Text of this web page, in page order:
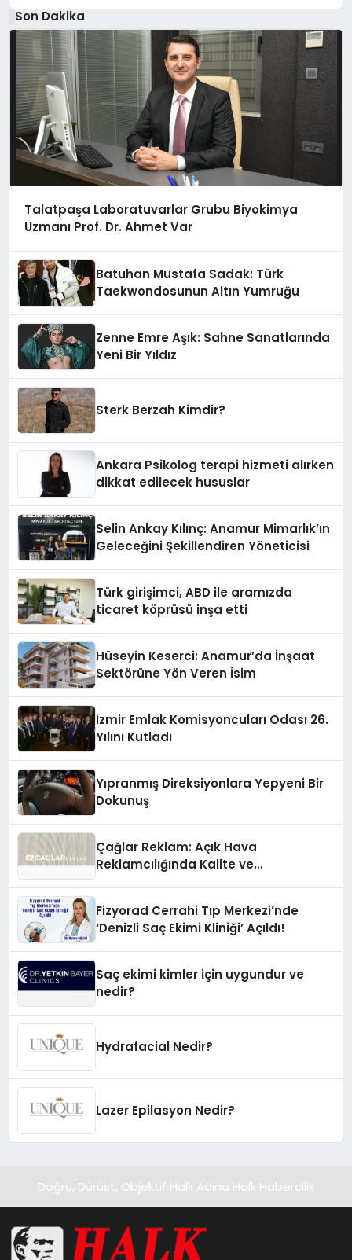
Son Dakika
Talatpaşa Laboratuvarlar Grubu Biyokimya
Uzmanı Prof. Dr. Ahmet Var
Batuhan Mustafa Sadak: Türk
Taekwondosunun Altın Yumruğu
Zenne Emre Aşık: Sahne Sanatlarında
Yeni Bir Yıldız
Sterk Berzah Kimdir?
Ankara Psikolog terapi hizmeti alırken
dikkat edilecek hususlar
Selin Ankay Kılınç: Anamur Mimarlık’ın
Geleceğini Şekillendiren Yöneticisi
Türk girişimci, ABD ile aramızda
ticaret köprüsü inşa etti
Hüseyin Keserci: Anamur’da İnşaat
Sektörüne Yön Veren İsim
İzmir Emlak Komisyoncuları Odası 26.
Yılını Kutladı
Yıpranmış Direksiyonlara Yepyeni Bir
Dokunuş
Çağlar Reklam: Açık Hava
Reklamcılığında Kalite ve
Fizyorad Cerrahi Tıp Merkezi’nde
‘Denizli Saç Ekimi Kliniği’ Açıldı!
Saç ekimi kimler için uygundur ve
nedir?
Hydrafacial Nedir?
Lazer Epilasyon Nedir?
Doğru, Dürüst, Objektif Halk Adına Halk Habercilik